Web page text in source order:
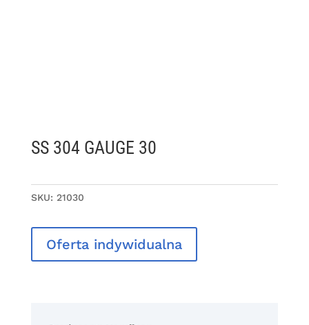
SS 304 GAUGE 30
SKU: 21030
Oferta indywidualna